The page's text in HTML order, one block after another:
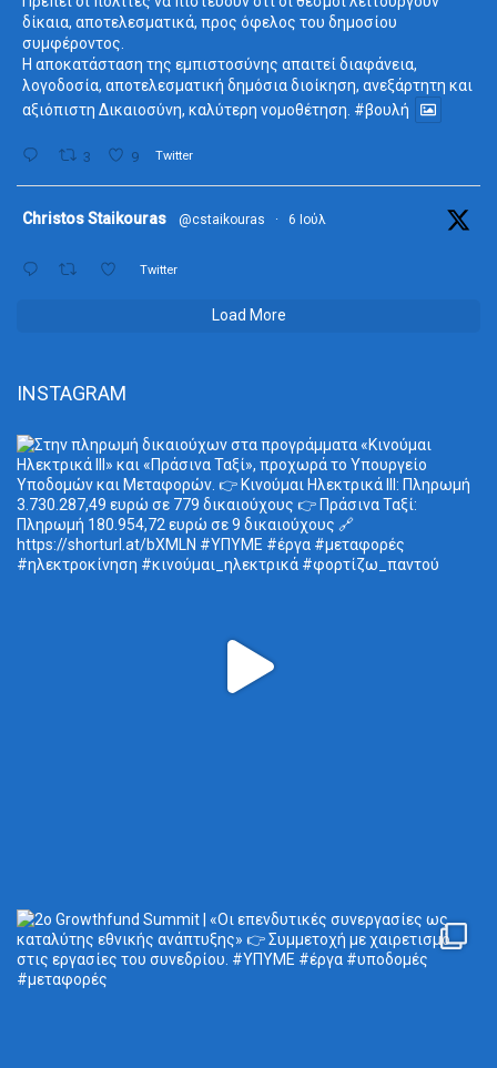
δίκαια, αποτελεσματικά, προς όφελος του δημοσίου
συμφέροντος.
Η αποκατάσταση της εμπιστοσύνης απαιτεί διαφάνεια,
λογοδοσία, αποτελεσματική δημόσια διοίκηση, ανεξάρτητη και
αξιόπιστη Δικαιοσύνη, καλύτερη νομοθέτηση. #βουλή
3 9 Twitter
Christos Staikouras @cstaikouras · 6 Ιούλ
Twitter
Load More
INSTAGRAM